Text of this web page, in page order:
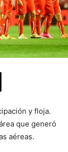
y floja.
que generó
aéreas.